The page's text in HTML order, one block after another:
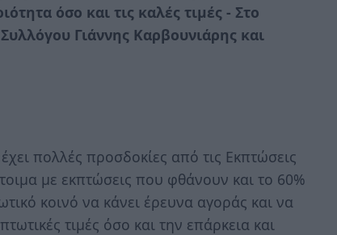
όσο και τις καλές τιμές - Στο
Γιάννης Καρβουνιάρης και
έχει πολλές προσδοκίες από τις Εκπτώσεις
με εκπτώσεις που φθάνουν και το 60%
κοινό να κάνει έρευνα αγοράς και να
τιμές όσο και την επάρκεια και